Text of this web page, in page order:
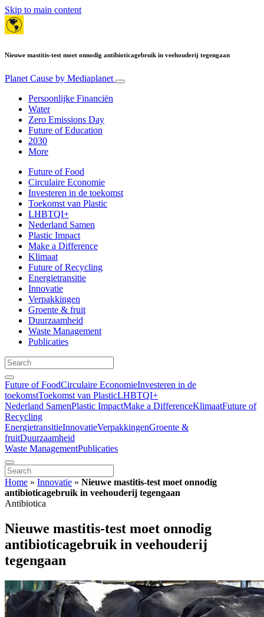
Skip to main content
Nieuwe mastitis-test moet onnodig antibioticagebruik in veehouderij tegengaan
Planet Cause by Mediaplanet
Persoonlijke Financiën
Water
Zero Emissions Day
Future of Education
2030
More
Future of Food
Circulaire Economie
Investeren in de toekomst
Toekomst van Plastic
LHBTQI+
Nederland Samen
Plastic Impact
Make a Difference
Klimaat
Future of Recycling
Energietransitie
Innovatie
Verpakkingen
Groente & fruit
Duurzaamheid
Waste Management
Publicaties
Future of FoodCirculaire EconomieInvesteren in de
toekomstToekomst van PlasticLHBTQI+
Nederland SamenPlastic ImpactMake a DifferenceKlimaatFuture of
Recycling
EnergietransitieInnovatieVerpakkingenGroente &
fruitDuurzaamheid
Waste ManagementPublicaties
Home » Innovatie » Nieuwe mastitis-test moet onnodig
antibioticagebruik in veehouderij tegengaan
Antibiotica
Nieuwe mastitis-test moet onnodig
antibioticagebruik in veehouderij
tegengaan